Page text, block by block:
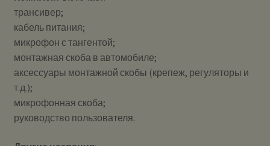
трансивер;
кабель питания;
микрофон с тангентой;
монтажная скоба в автомобиле;
аксессуары монтажной скобы (крепеж, регуляторы и
т.д.);
микрофонная скоба;
руководство пользователя.